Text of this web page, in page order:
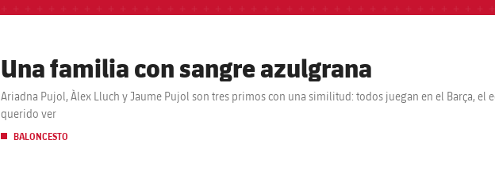
Una familia con sangre azulgrana
Ariadna Pujol, Àlex Lluch y Jaume Pujol son tres primos con una similitud: todos juegan en el Barça, el
querido ver
BALONCESTO